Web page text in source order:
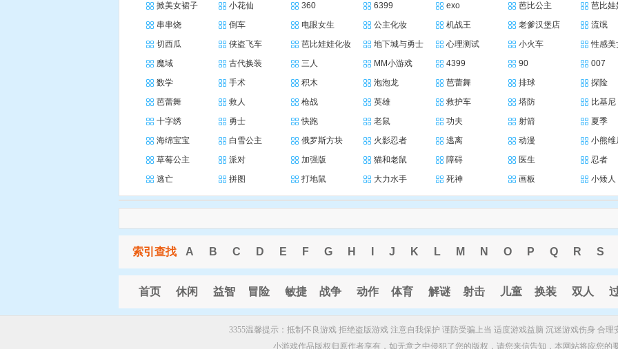
掀美女裙子
小花仙 360 6399 exo 芭比公主 芭比娃
串串烧
倒车 电眼女生 公主化妆 机战王 老爹汉堡店 流氓
切西瓜
侠盗飞车 芭比娃娃化妆 地下城与勇士 心理测试 小火车 性感美
魔域
古代换装 三人 MM小游戏 4399 90 007
数学
手术 积木 泡泡龙 芭蕾舞 排球 探险
芭蕾舞
救人 枪战 英雄 救护车 塔防 比基尼
十字绣
勇士 快跑 老鼠 功夫 射箭 夏季
海绵宝宝
白雪公主 俄罗斯方块 火影忍者 逃离 动漫 小熊维
草莓公主
派对 加强版 猫和老鼠 障碍 医生 忍者
逃亡
拼图 打地鼠 大力水手 死神 画板 小矮人
索引查找 A B C D E F G H J K L M N O P Q R S
首页 休闲 益智 冒险 敏捷 战争 动作 体育 解谜 射击 儿童 换装 双人
3355温馨提示：抵制不良游戏 拒绝盗版游戏 注意自我保护 谨防受骗上当 适度游戏益脑 沉迷游戏伤身 合理
小游戏作品版权归原作者享有，如无意之中侵犯了您的版权，请您来信告知，本网站将应您的